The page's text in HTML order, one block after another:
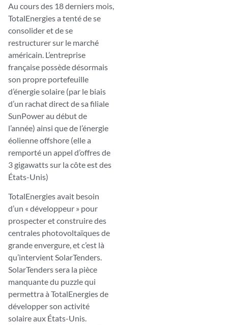
Au cours des 18 derniers mois,
TotalEnergies a tenté de se
consolider et de se
restructurer sur le marché
américain. L’entreprise
française possède désormais
son propre portefeuille
d’énergie solaire (par le biais
d’un rachat direct de sa filiale
SunPower au début de
l’année) ainsi que de l’énergie
éolienne offshore (elle a
remporté un appel d’offres de
3 gigawatts sur la côte est des
États-Unis)
TotalEnergies avait besoin
d’un « développeur » pour
prospecter et construire des
centrales photovoltaïques de
grande envergure, et c’est là
qu’intervient SolarTenders.
SolarTenders sera la pièce
manquante du puzzle qui
permettra à TotalEnergies de
développer son activité
solaire aux États-Unis.